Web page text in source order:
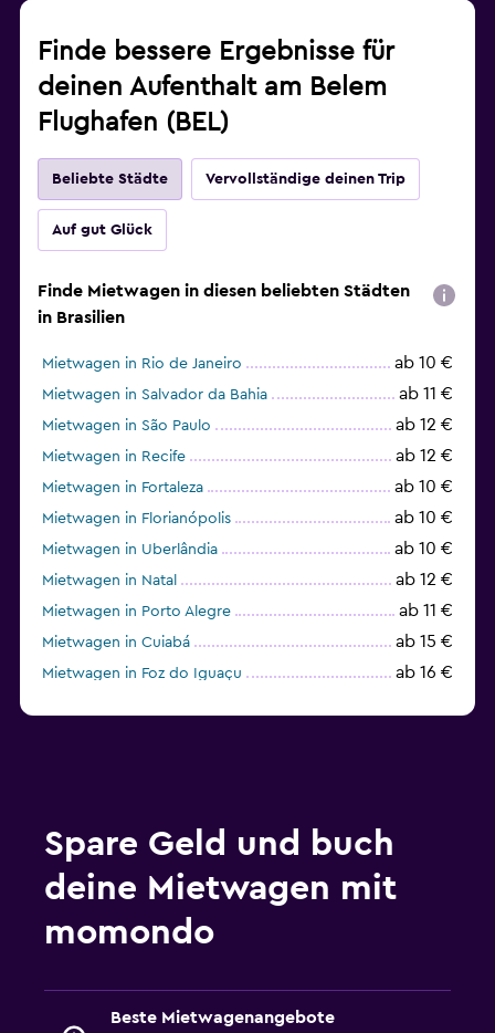
Finde bessere Ergebnisse für
deinen Aufenthalt am Belem
Flughafen (BEL)
Beliebte Städte Vervollständige deinen Trip
Auf gut Glück
Finde Mietwagen in diesen beliebten Städten
in Brasilien
Mietwagen in Rio de Janeiro ab 10 €
Mietwagen in Salvador da Bahia ab 11 €
Mietwagen in São Paulo ab 12 €
Mietwagen in Recife ab 12 €
Mietwagen in Fortaleza ab 10 €
Mietwagen in Florianópolis ab 10 €
Mietwagen in Uberlândia ab 10 €
Mietwagen in Natal ab 12 €
Mietwagen in Porto Alegre ab 11 €
Mietwagen in Cuiabá ab 15 €
Mietwagen in Foz do Iguaçu ab 16 €
Spare Geld und buch
deine Mietwagen mit
momondo
Beste Mietwagenangebote